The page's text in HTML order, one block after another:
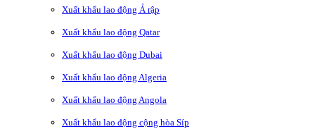
Xuất khẩu lao động Ả rập
Xuất khẩu lao động Qatar
Xuất khẩu lao động Dubai
Xuất khẩu lao động Algeria
Xuất khẩu lao động Angola
Xuất khẩu lao động cộng hòa Síp